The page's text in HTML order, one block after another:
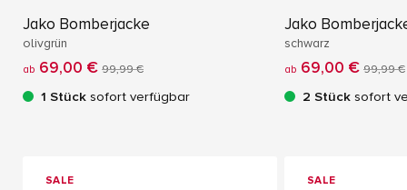
Jako Bomberjacke
olivgrün
ab 69,00 € 99,99 €
1 Stück sofort verfügbar
Jako
schwarz
ab 69,00 € 99,99 €
2 Stück sofort
SALE SALE